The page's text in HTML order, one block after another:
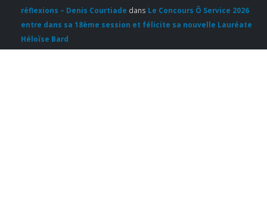
réflexions – Denis Courtiade dans Le Concours Ô Service 2026
entre dans sa 18ème session et félicite sa nouvelle Lauréate
Héloïse Bard